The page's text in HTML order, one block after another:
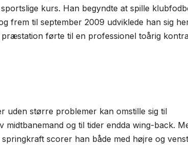
kurs. Han begyndte at spille
frem til september 2009 udviklede han sig
førte til en professionel toårig
uden større problemer kan omstille sig til
og til tider endda wing-back.
scorer han både med højre og